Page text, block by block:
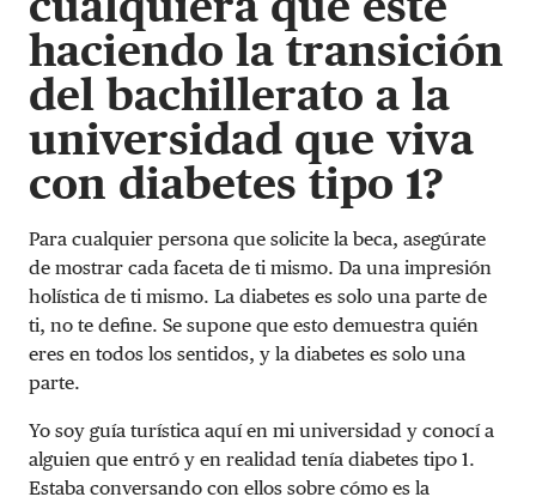
haciendo la transición
del bachillerato a la
universidad que viva
con diabetes tipo 1?
Para cualquier persona que solicite la beca, asegúrate
de mostrar cada faceta de ti mismo. Da una impresión
holística de ti mismo. La diabetes es solo una parte de
ti, no te define. Se supone que esto demuestra quién
eres en todos los sentidos, y la diabetes es solo una
parte.
Yo soy guía turística aquí en mi universidad y conocí a
alguien que entró y en realidad tenía diabetes tipo 1.
Estaba conversando con ellos sobre cómo es la